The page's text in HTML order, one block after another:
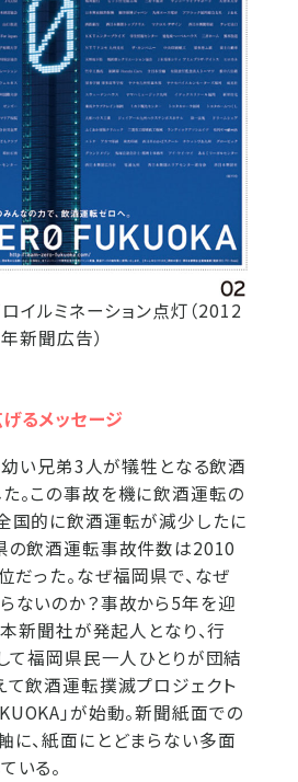
イルミネーション点灯（2012
年新聞広告）
るメッセージ
い兄弟3人が犠牲となる飲酒
。この事故を機に飲酒運転の
国的に飲酒運転が減少したに
の飲酒運転事故件数は2010
だった。なぜ福岡県で、なぜ
ないのか？事故から5年を迎
新聞社が発起人となり、行
て福岡県民一人ひとりが団結
て飲酒運転撲滅プロジェクト
」が始動。新聞紙面での
に、紙面にとどまらない多面
いる。